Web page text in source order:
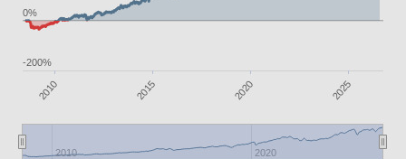
2010 2015 2020 2025
2010 2020
-200%
0%